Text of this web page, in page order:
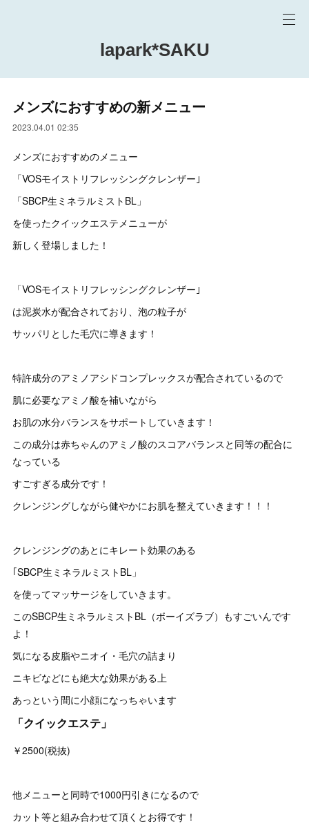
lapark*SAKU
メンズにおすすめの新メニュー
2023.04.01 02:35
メンズにおすすめのメニュー
「VOSモイストリフレッシングクレンザー｣
「SBCP生ミネラルミストBL」
を使ったクイックエステメニューが
新しく登場しました！
「VOSモイストリフレッシングクレンザー｣
は泥炭水が配合されており、泡の粒子が
サッパリとした毛穴に導きます！
特許成分のアミノアシドコンプレックスが配合されているので
肌に必要なアミノ酸を補いながら
お肌の水分バランスをサポートしていきます！
この成分は赤ちゃんのアミノ酸のスコアバランスと同等の配合に
なっている
すごすぎる成分です！
クレンジングしながら健やかにお肌を整えていきます！！！
クレンジングのあとにキレート効果のある
｢SBCP生ミネラルミストBL」
を使ってマッサージをしていきます。
このSBCP生ミネラルミストBL（ボーイズラブ）もすごいんです
よ！
気になる皮脂やニオイ・毛穴の詰まり
ニキビなどにも絶大な効果がある上
あっという間に小顔になっちゃいます
「クイックエステ」
￥2500(税抜)
他メニューと同時で1000円引きになるので
カット等と組み合わせて頂くとお得です！